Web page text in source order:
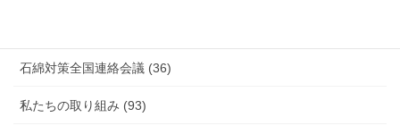
石綿対策全国連絡会議 (36)
私たちの取り組み (93)